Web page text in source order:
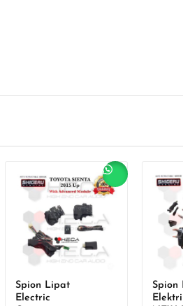
Sale!
Spion Lipat
Electric
Sale!
Spion